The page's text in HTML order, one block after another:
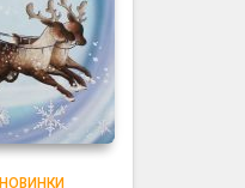
НОВИНКИ